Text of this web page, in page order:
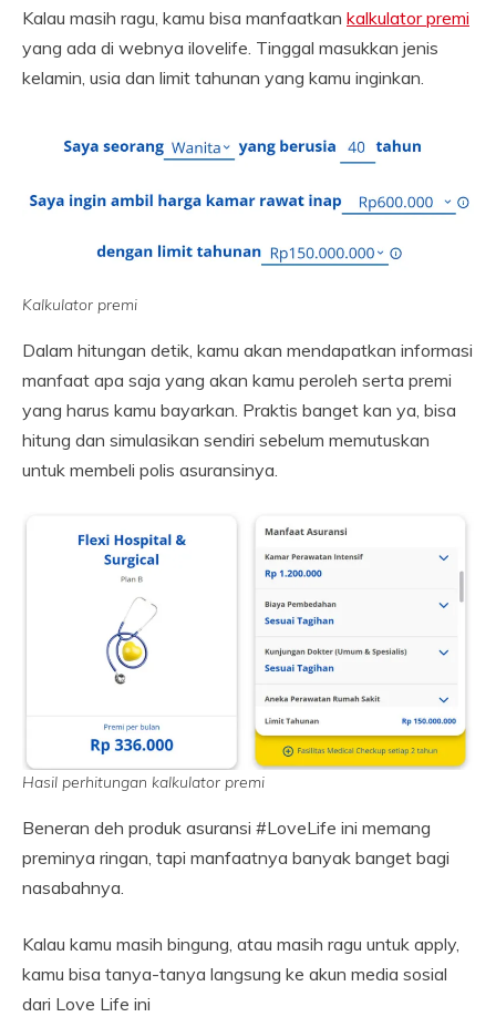
Kalau masih ragu, kamu bisa manfaatkan kalkulator premi
yang ada di webnya ilovelife. Tinggal masukkan jenis
kelamin, usia dan limit tahunan yang kamu inginkan.
Kalkulator premi
Dalam hitungan detik, kamu akan mendapatkan informasi
manfaat apa saja yang akan kamu peroleh serta premi
yang harus kamu bayarkan. Praktis banget kan ya, bisa
hitung dan simulasikan sendiri sebelum memutuskan
untuk membeli polis asuransinya.
Hasil perhitungan kalkulator premi
Beneran deh produk asuransi #LoveLife ini memang
preminya ringan, tapi manfaatnya banyak banget bagi
nasabahnya.
Kalau kamu masih bingung, atau masih ragu untuk apply,
kamu bisa tanya-tanya langsung ke akun media sosial
dari Love Life ini